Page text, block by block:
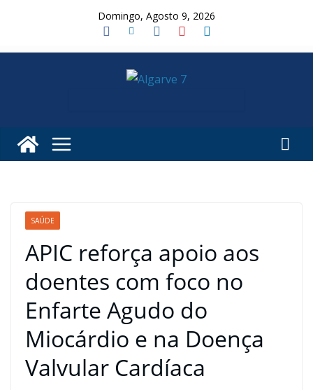
Domingo, Agosto 9, 2026
SAÚDE
APIC reforça apoio aos
doentes com foco no
Enfarte Agudo do
Miocárdio e na Doença
Valvular Cardíaca